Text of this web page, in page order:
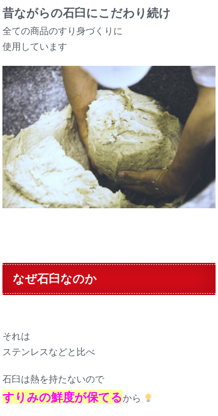
昔ながらの石臼にこだわり続け
全ての商品のすり身づくりに
使用しています
なぜ石臼なのか
それは
ステンレスなどと比べ
石臼は熱を持たないので
すりみの鮮度が保てるから